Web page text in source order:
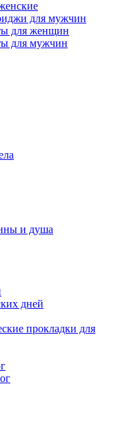
для мужчин
для женщин
для мужчин
и душа
дней
прокладки для